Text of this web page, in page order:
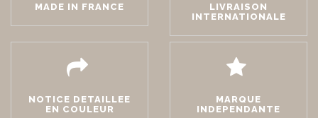
MADE IN FRANCE
LIVRAISON
INTERNATIONALE
NOTICE DETAILLEE
EN COULEUR
MARQUE
INDEPENDANTE